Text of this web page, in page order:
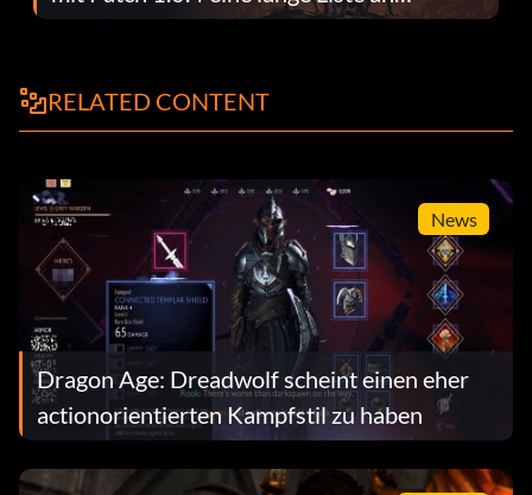
Fehlerbehebungen
RELATED CONTENT
News
Dragon Age: Dreadwolf scheint einen eher
actionorientierten Kampfstil zu haben